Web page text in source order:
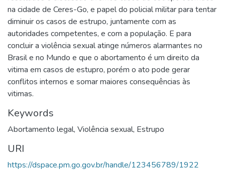
na cidade de Ceres-Go, e papel do policial militar para tentar
diminuir os casos de estrupo, juntamente com as
autoridades competentes, e com a população. E para
concluir a violência sexual atinge números alarmantes no
Brasil e no Mundo e que o abortamento é um direito da
vitima em casos de estupro, porém o ato pode gerar
conflitos internos e somar maiores consequências às
vitimas.
Keywords
Abortamento legal, Violência sexual, Estrupo
URI
https://dspace.pm.go.gov.br/handle/123456789/1922